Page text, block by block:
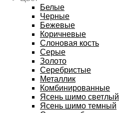
Белые
Черные
Бежевые
Коричневые
Слоновая кость
Серые
Золото
Серебристые
Металлик
Комбинированные
Ясень шимо светлый
Ясень шимо темный